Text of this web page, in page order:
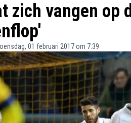
zich vangen op
01 februari 2017 om 7:39